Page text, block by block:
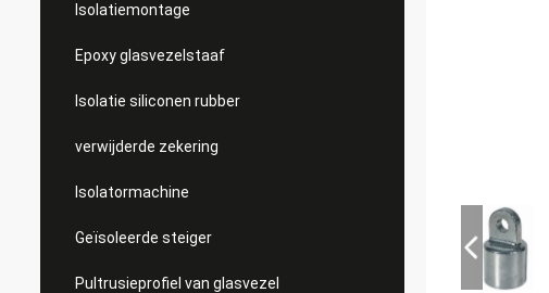
Isolatiemontage
Epoxy glasvezelstaaf
Isolatie siliconen rubber
verwijderde zekering
Isolatormachine
Geïsoleerde steiger
Pultrusieprofiel van glasvezel